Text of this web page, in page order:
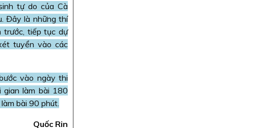
tự do của Cà
Đây là những thí
trước, tiếp tục dự
tuyển vào các
vào ngày thi
gian làm bài 180
bài 90 phút.
Quốc Rin